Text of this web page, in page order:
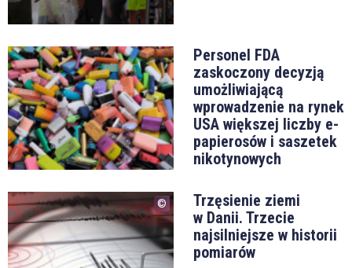
Personel FDA
zaskoczony decyzją
umożliwiającą
wprowadzenie na rynek
USA większej liczby e-
papierosów i saszetek
nikotynowych
Trzęsienie ziemi
w Danii. Trzecie
najsilniejsze w historii
pomiarów